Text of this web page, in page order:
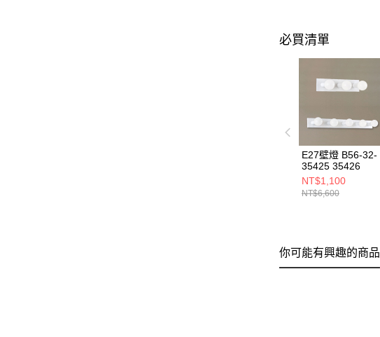
必買清單
E27壁燈 B56-32-
35425 35426
NT$1,100
NT$6,600
你可能有興趣的商品